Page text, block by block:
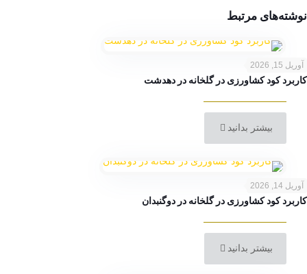
نوشته‌های مرتبط
آوریل 15, 2026
کاربرد کود کشاورزی در گلخانه در دهدشت
بیشتر بدانید
آوریل 14, 2026
کاربرد کود کشاورزی در گلخانه در دوگنبدان
بیشتر بدانید